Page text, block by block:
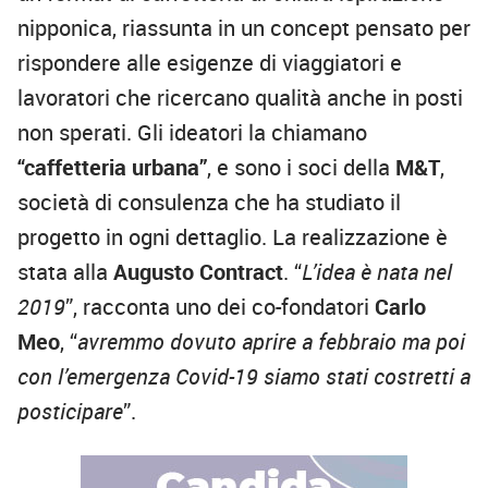
nipponica, riassunta in un concept pensato per
rispondere alle esigenze di viaggiatori e
lavoratori che ricercano qualità anche in posti
non sperati. Gli ideatori la chiamano
“caffetteria urbana”, e sono i soci della M&T,
società di consulenza che ha studiato il
progetto in ogni dettaglio. La realizzazione è
stata alla Augusto Contract. “L’idea è nata nel
2019”, racconta uno dei co-fondatori Carlo
Meo, “avremmo dovuto aprire a febbraio ma poi
con l’emergenza Covid-19 siamo stati costretti a
posticipare”.